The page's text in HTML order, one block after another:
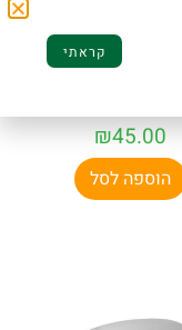
₪45.00
הוספה לסל
קראתי